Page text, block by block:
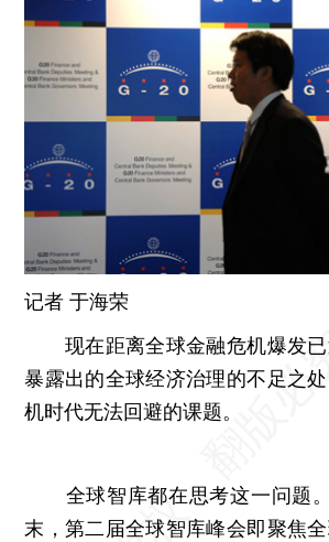
记者于海荣
现在距离全球金融危机爆发已
暴露出的全球经济治理的不足之
机时代无法回避的课题。
全球智库都在思考这一问题。
末，第二届全球智库峰会即聚焦